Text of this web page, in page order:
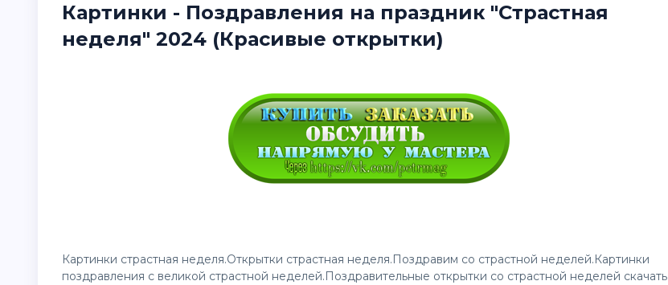
Картинки - Поздравления на праздник "Страстная
неделя" 2024 (Красивые открытки)
Картинки страстная неделя.Открытки страстная неделя.Поздравим со страстной неделей.Картинки
поздравления с великой страстной неделей.Поздравительные открытки со страстной неделей скачать